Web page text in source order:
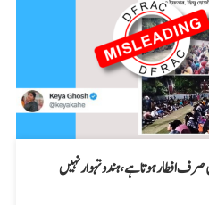
افطار ہوتا ہے، ہندو تہوار نہیں